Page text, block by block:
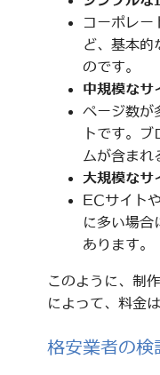
コーポレー
ど、基本的
のです。
中規模なサ
ページ数が
トです。
ムが含まれ
大規模なサ
ECサイト
に多い場合
あります。
このように、制
によって、料金
格安業者の検